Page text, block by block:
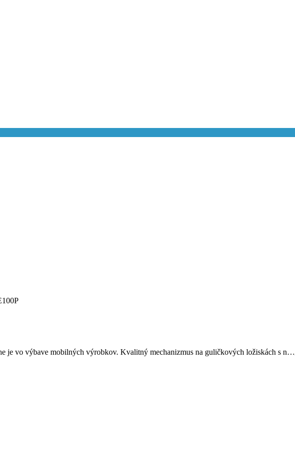
je vo výbave mobilných výrobkov. Kvalitný mechanizmus na guličkových ložiskách s n…